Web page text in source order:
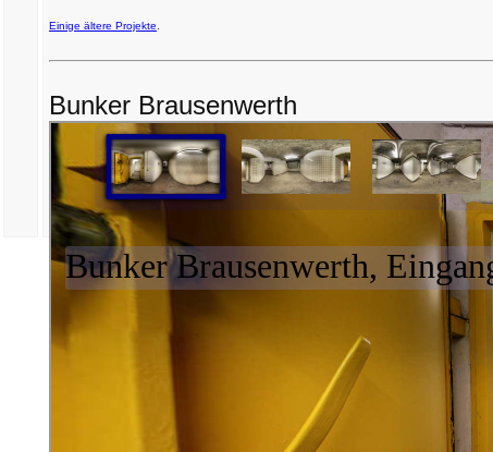
Einige ältere Projekte
Bunker Brausenwerth